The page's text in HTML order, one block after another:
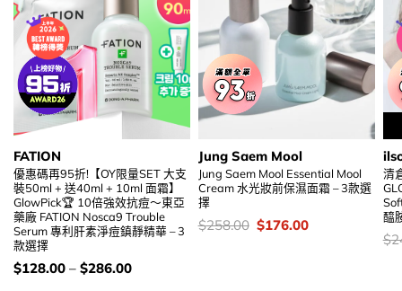
FATION
優惠碼再95折!【OY限量SET 大支
裝50ml + 送40ml + 10ml 面霜】
GlowPick🏆 10倍強效抗痘～東亞
藥廠 FATION Nosca9 Trouble
Serum 專利肝素淨痘鎮靜精華 – 3
款選擇
價
錢：
$128.00– $286.00
Jung Saem Mool
Jung Saem Mool Essential Mool
Cream 水光妝前保濕面霜 – 3款選
擇
價
錢：
$258.00 Original
price
$176.00Current
清
醯
價
錢
$